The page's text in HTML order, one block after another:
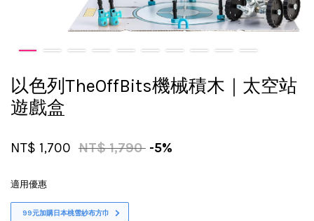
以色列TheOffBits機械積木｜太空站
遊戲盒
NT$ 1,700 NT$ 1,790 -5%
適用優惠
99元加購日本桃雪紗布方巾